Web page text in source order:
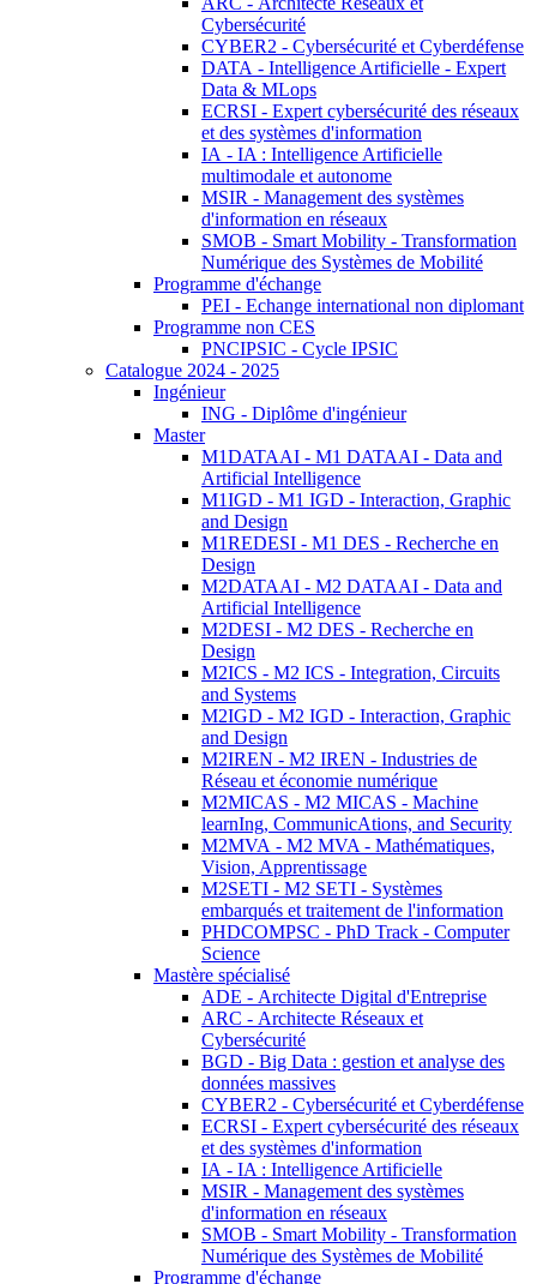
Cybersécurité
CYBER2 - Cybersécurité et Cyberdéfense
DATA - Intelligence Artificielle - Expert
Data & MLops
ECRSI - Expert cybersécurité des réseaux
et des systèmes d'information
IA - IA : Intelligence Artificielle
multimodale et autonome
MSIR - Management des systèmes
d'information en réseaux
SMOB - Smart Mobility - Transformation
Numérique des Systèmes de Mobilité
Programme d'échange
PEI - Echange international non diplomant
Programme non CES
PNCIPSIC - Cycle IPSIC
Catalogue 2024 - 2025
Ingénieur
ING - Diplôme d'ingénieur
Master
M1DATAAI - M1 DATAAI - Data and
Artificial Intelligence
M1IGD - M1 IGD - Interaction, Graphic
and Design
M1REDESI - M1 DES - Recherche en
Design
M2DATAAI - M2 DATAAI - Data and
Artificial Intelligence
M2DESI - M2 DES - Recherche en
Design
M2ICS - M2 ICS - Integration, Circuits
and Systems
M2IGD - M2 IGD - Interaction, Graphic
and Design
M2IREN - M2 IREN - Industries de
Réseau et économie numérique
M2MICAS - M2 MICAS - Machine
learnIng, CommunicAtions, and Security
M2MVA - M2 MVA - Mathématiques,
Vision, Apprentissage
M2SETI - M2 SETI - Systèmes
embarqués et traitement de l'information
PHDCOMPSC - PhD Track - Computer
Science
Mastère spécialisé
ADE - Architecte Digital d'Entreprise
ARC - Architecte Réseaux et
Cybersécurité
BGD - Big Data : gestion et analyse des
données massives
CYBER2 - Cybersécurité et Cyberdéfense
ECRSI - Expert cybersécurité des réseaux
et des systèmes d'information
IA - IA : Intelligence Artificielle
MSIR - Management des systèmes
d'information en réseaux
SMOB - Smart Mobility - Transformation
Numérique des Systèmes de Mobilité
Programme d'échange